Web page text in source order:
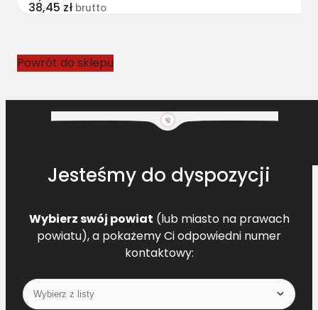
38,45 zł brutto
Powrót do sklepu
Jesteśmy do dyspozycji
Wybierz swój powiat (lub miasto na prawach
powiatu), a pokażemy Ci odpowiedni numer
kontaktowy: